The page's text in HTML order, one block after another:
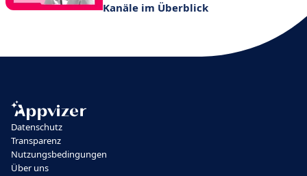
Kanäle im Überblick
Datenschutz
Transparenz
Nutzungsbedingungen
Über uns